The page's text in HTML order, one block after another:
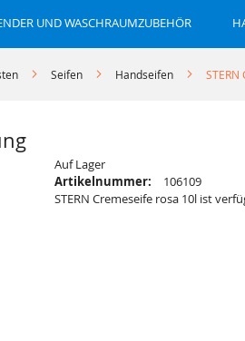
UND WASCHRAUMZUBEHÖR
Seifen Handseifen
Auf Lager
Artikelnummer:
106109
STERN Cremeseife rosa 10l ist